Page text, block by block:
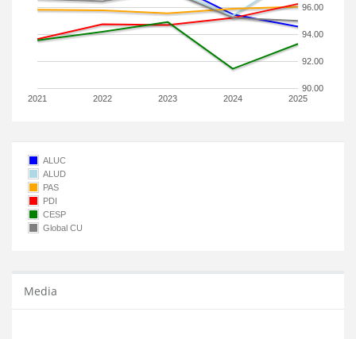
2021 2022 2023 2024 2025
90.00
92.00
94.00
96.00
ALUC
ALUD
PAS
PDI
CESP
Global CU
Media